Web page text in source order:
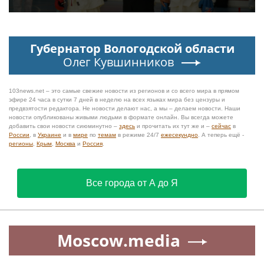
Губернатор Вологодской области
Олег Кувшинников
103news.net – это самые свежие новости из регионов и со всего мира в прямом
эфире 24 часа в сутки 7 дней в неделю на всех языках мира без цензуры и
предвзятости редактора. Не новости делают нас, а мы – делаем новости. Наши
новости опубликованы живыми людьми в формате онлайн. Вы всегда можете
добавить свои новости сиюминутно – здесь и прочитать их тут же и – сейчас в
России , в Украине и в мире по темам в режиме 24/7 ежесекундно . А теперь ещё -
регионы Крым Москва и Россия
Все города от А до Я
Moscow.media